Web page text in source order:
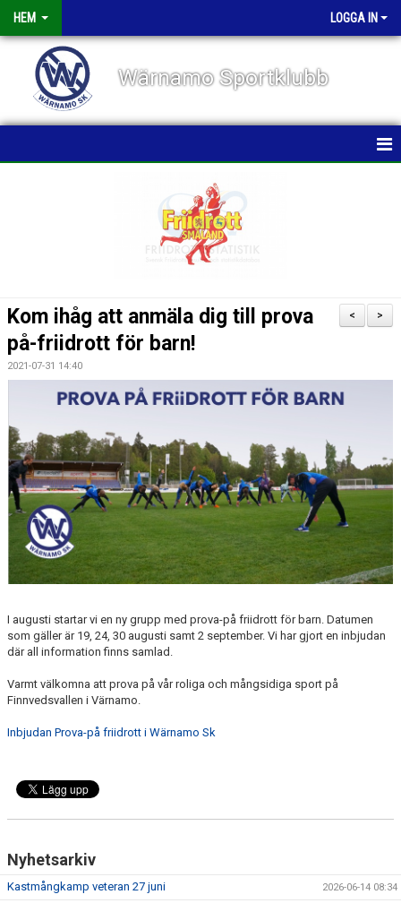
HEM LOGGA IN
Wärnamo Sportklubb
KALENDER
VÅRA GRUPPER/TRÄNARE
MEDLEMSAVGIFTER
RESULTAT/STATISTIK
ARKIV
SPONSORSIDAN
>
<
Kom ihåg att anmäla dig till prova
på-friidrott för barn!
2021-07-31 14:40
I augusti startar vi en ny grupp med prova-på friidrott för barn. Datumen
som gäller är 19, 24, 30 augusti samt 2 september. Vi har gjort en inbjudan
där all information finns samlad.
Varmt välkomna att prova på vår roliga och mångsidiga sport på
Finnvedsvallen i Värnamo.
Inbjudan Prova-på friidrott i Wärnamo Sk
Nyhetsarkiv
Kastmångkamp veteran 27 juni 2026-06-14 08:34